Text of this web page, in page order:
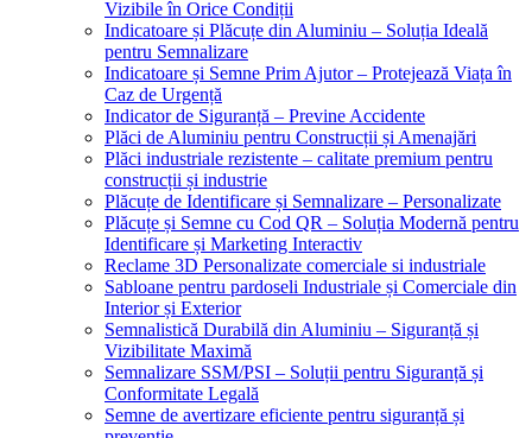
Vizibile în Orice Condiții
Indicatoare și Plăcuțe din Aluminiu – Soluția Ideală
pentru Semnalizare
Indicatoare și Semne Prim Ajutor – Protejează Viața în
Caz de Urgență
Indicator de Siguranță – Previne Accidente
Plăci de Aluminiu pentru Construcții și Amenajări
Plăci industriale rezistente – calitate premium pentru
construcții și industrie
Plăcuțe de Identificare și Semnalizare – Personalizate
Plăcuțe și Semne cu Cod QR – Soluția Modernă pentru
Identificare și Marketing Interactiv
Reclame 3D Personalizate comerciale si industriale
Sabloane pentru pardoseli Industriale și Comerciale din
Interior și Exterior
Semnalistică Durabilă din Aluminiu – Siguranță și
Vizibilitate Maximă
Semnalizare SSM/PSI – Soluții pentru Siguranță și
Conformitate Legală
Semne de avertizare eficiente pentru siguranță și